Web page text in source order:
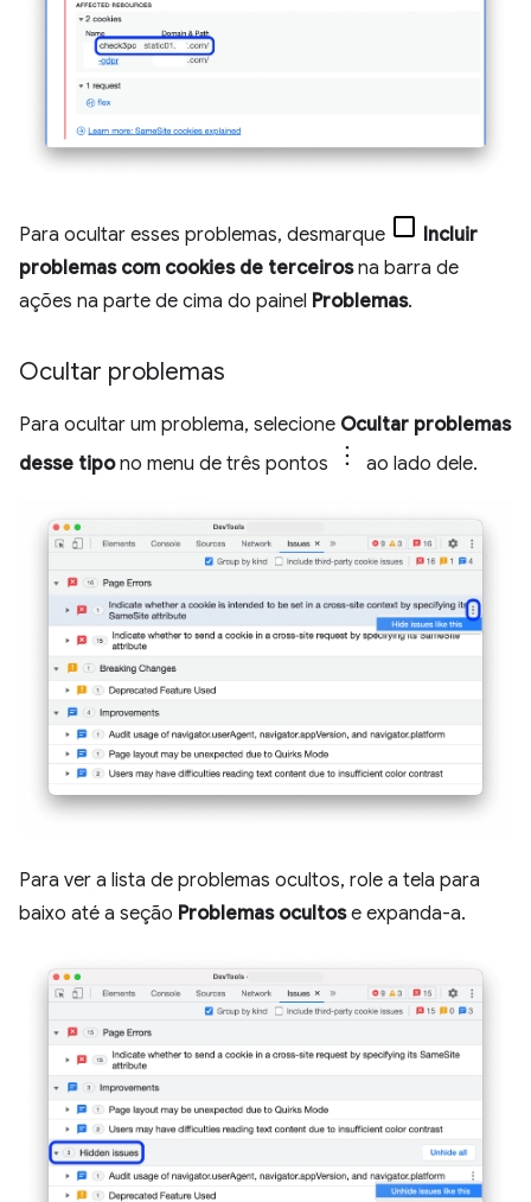
Para ocultar esses problemas, desmarque
Incluir
problemas com cookies de terceirosna barra de
ações na parte de cima do painel Problemas.
Ocultar problemas
Para ocultar um problema, selecione Ocultar problemas
desse tipono menu de três pontos ao lado dele.
Para ver a lista de problemas ocultos, role a tela para
baixo até a seção Problemas ocultose expanda-a.